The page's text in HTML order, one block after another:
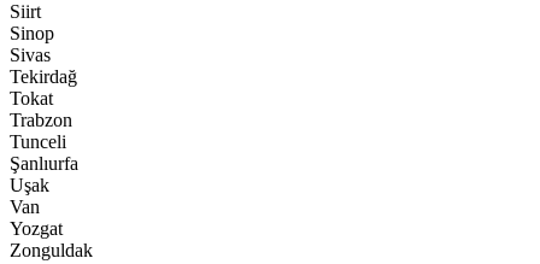
Siirt
Sinop
Sivas
Tekirdağ
Tokat
Trabzon
Tunceli
Şanlıurfa
Uşak
Van
Yozgat
Zonguldak